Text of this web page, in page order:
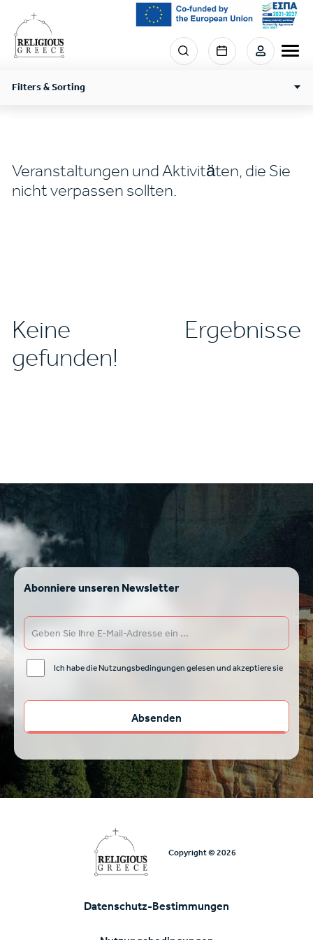
main
content
Menu
section
Filters & Sorting
Veranstaltungen und Aktivitäten, die Sie
nicht verpassen sollten.
Keine Ergebnisse
gefunden!
Abonniere unseren Newsletter
Ich habe die Nutzungsbedingungen gelesen und akzeptiere sie
Copyright © 2026
Υποσέλιδο
Datenschutz-Bestimmungen